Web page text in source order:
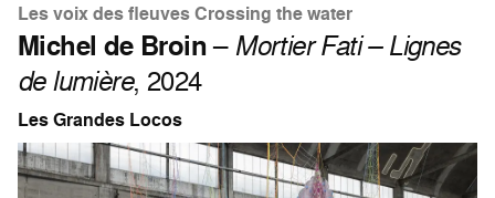
Les voix des fleuves Crossing the water
Michel de Broin– Mortier Fati – Lignes
de lumière, 2024
Les Grandes Locos